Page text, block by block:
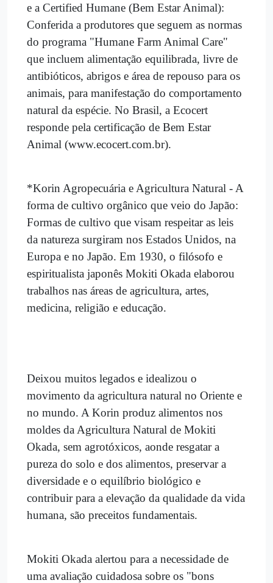
e a Certified Humane (Bem Estar Animal):
Conferida a produtores que seguem as normas
do programa "Humane Farm Animal Care"
que incluem alimentação equilibrada, livre de
antibióticos, abrigos e área de repouso para os
animais, para manifestação do comportamento
natural da espécie. No Brasil, a Ecocert
responde pela certificação de Bem Estar
Animal (www.ecocert.com.br).
*Korin Agropecuária e Agricultura Natural - A
forma de cultivo orgânico que veio do Japão:
Formas de cultivo que visam respeitar as leis
da natureza surgiram nos Estados Unidos, na
Europa e no Japão. Em 1930, o filósofo e
espiritualista japonês Mokiti Okada elaborou
trabalhos nas áreas de agricultura, artes,
medicina, religião e educação.
Deixou muitos legados e idealizou o
movimento da agricultura natural no Oriente e
no mundo. A Korin produz alimentos nos
moldes da Agricultura Natural de Mokiti
Okada, sem agrotóxicos, aonde resgatar a
pureza do solo e dos alimentos, preservar a
diversidade e o equilíbrio biológico e
contribuir para a elevação da qualidade da vida
humana, são preceitos fundamentais.
Mokiti Okada alertou para a necessidade de
uma avaliação cuidadosa sobre os "bons